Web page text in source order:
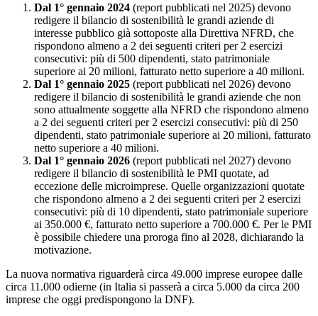
Dal 1° gennaio 2024 (report pubblicati nel 2025) devono
redigere il bilancio di sostenibilità le grandi aziende di
interesse pubblico già sottoposte alla Direttiva NFRD, che
rispondono almeno a 2 dei seguenti criteri per 2 esercizi
consecutivi: più di 500 dipendenti, stato patrimoniale
superiore ai 20 milioni, fatturato netto superiore a 40 milioni.
Dal 1° gennaio 2025 (report pubblicati nel 2026) devono
redigere il bilancio di sostenibilità le grandi aziende che non
sono attualmente soggette alla NFRD che rispondono almeno
a 2 dei seguenti criteri per 2 esercizi consecutivi: più di 250
dipendenti, stato patrimoniale superiore ai 20 milioni, fatturato
netto superiore a 40 milioni.
Dal 1° gennaio 2026 (report pubblicati nel 2027) devono
redigere il bilancio di sostenibilità le PMI quotate, ad
eccezione delle microimprese. Quelle organizzazioni quotate
che rispondono almeno a 2 dei seguenti criteri per 2 esercizi
consecutivi: più di 10 dipendenti, stato patrimoniale superiore
ai 350.000 €, fatturato netto superiore a 700.000 €. Per le PMI
è possibile chiedere una proroga fino al 2028, dichiarando la
motivazione.
La nuova normativa riguarderà circa 49.000 imprese europee dalle
circa 11.000 odierne (in Italia si passerà a circa 5.000 da circa 200
imprese che oggi predispongono la DNF).